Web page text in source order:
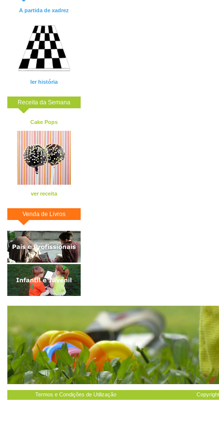
A partida de xadrez
ler história
Receita da Semana
Cake Pops
ver receita
Venda de Livros
Termos e Condições de Utilização